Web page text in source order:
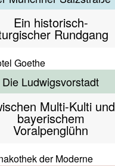
Ein historisch-
Rundgang
Die Ludwigsvorstadt
Multi-Kulti und
bayerischem
Voralpenglühn